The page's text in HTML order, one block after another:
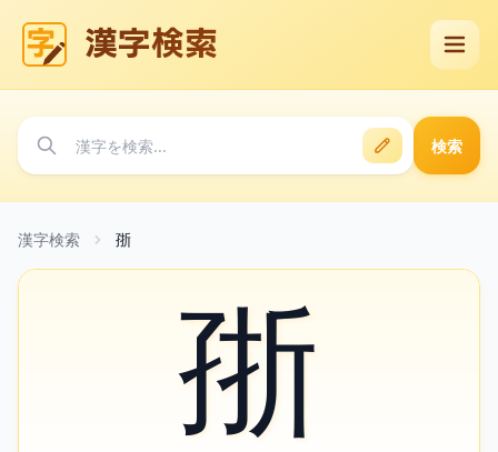
漢字検索
検索
漢字検索 㝂
㝂